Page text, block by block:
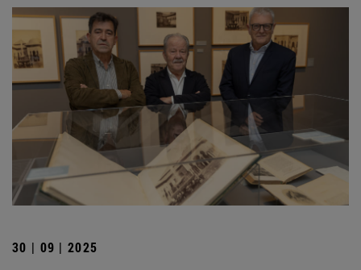
30 | 09 | 2025